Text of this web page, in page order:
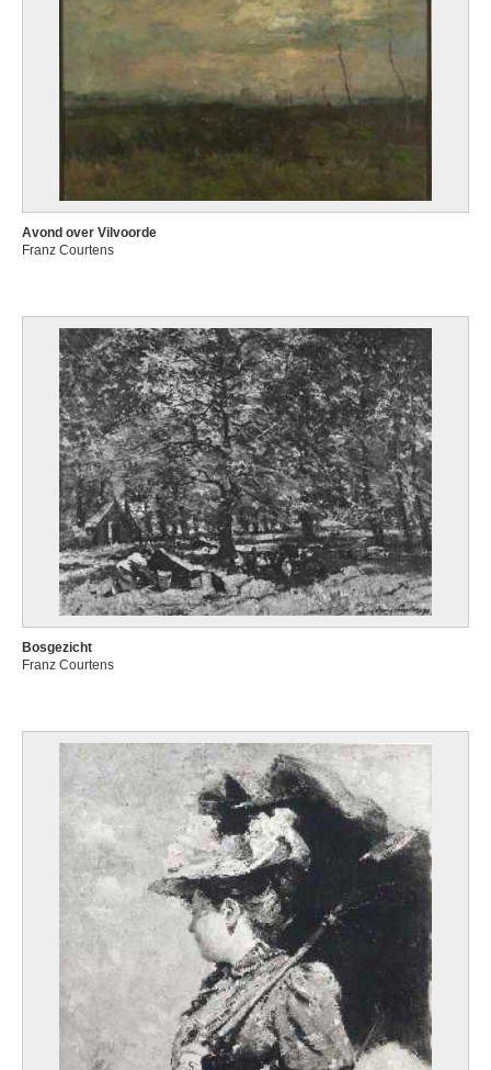
Avond over Vilvoorde
Franz Courtens
Bosgezicht
Franz Courtens